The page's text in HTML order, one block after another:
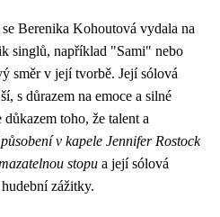
Berenika Kohoutová vydala na
singlů, například "Sami" nebo
směr v její tvorbě. Její sólová
s důrazem na emoce a silné
toho, že talent a
v kapele Jennifer Rostock
stopu a její sólová
zážitky.